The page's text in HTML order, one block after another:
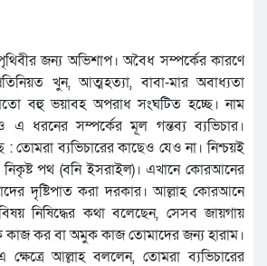
জন্য অভিশাপ। অবৈধ সম্পর্কের কারণে
খুন, আত্মহত্যা, বাবা-মার অবাধ্যতা
বহু ভয়াবহ অপরাধ সংঘটিত হচ্ছে। নাম
এ ধরনের সম্পর্কের মূল গন্তব্য ব্যভিচার।
তোমরা ব্যভিচারের কাছেও যেও না। নিশ্চয়ই
পথ (বনি ইসরাইল)। এখানে কোরআনের
দৃষ্টিপাত করা দরকার। আল্লাহ কোরআনে
নিষিদ্ধের কথা বলেছেন, সেসব জায়গায়
কর বা অমুক কাজ তোমাদের জন্য হারাম।
ক্ষেত্রে আল্লাহ বললেন, তোমরা ব্যভিচারের